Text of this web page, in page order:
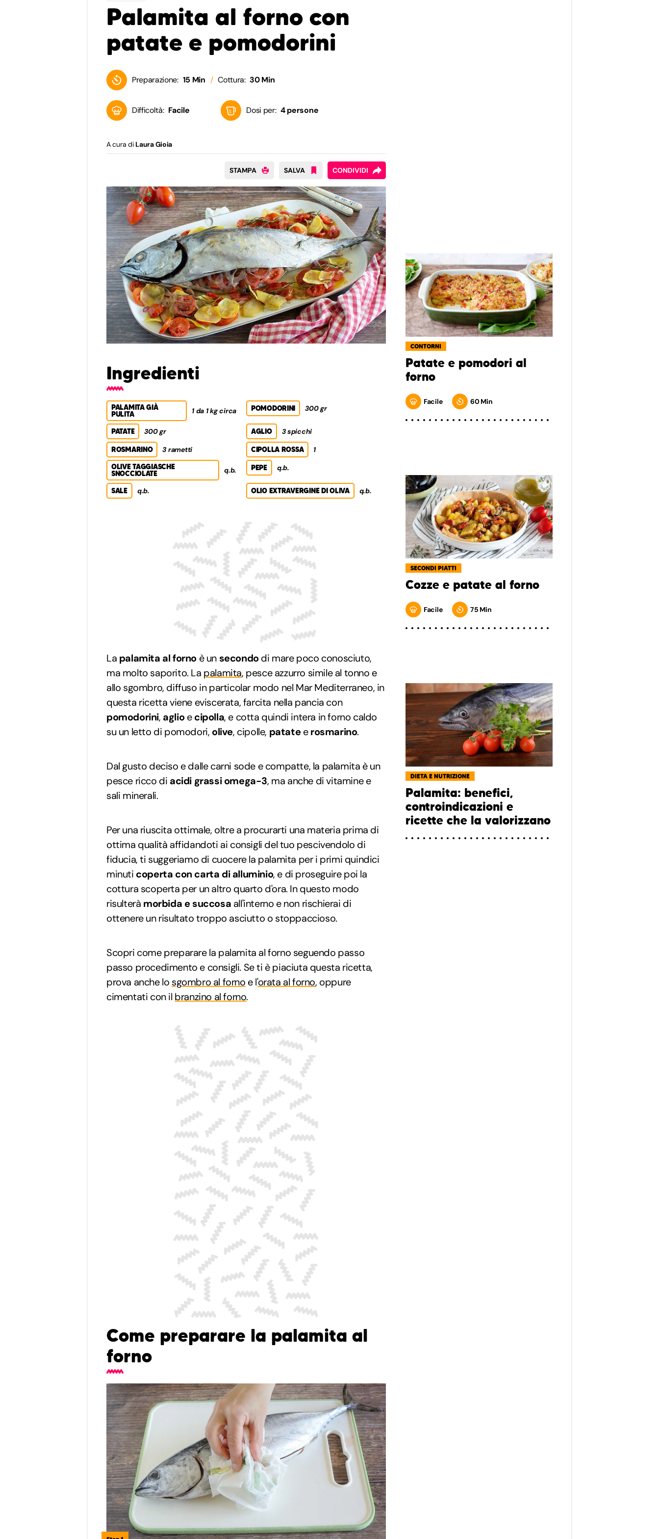
Palamita al forno con
patate e pomodorini
Preparazione: 15 Min Cottura: 30 Min
Difficoltà: Facile Dosi per: 4 persone
A cura di Laura Gioia
STAMPA SALVA CONDIVIDI
Ingredienti
PALAMITA GIÀ
PULITA 1 da 1 kg circa POMODORINI 300 gr
PATATE 300 gr AGLIO 3 spicchi
ROSMARINO 3 rametti CIPOLLA ROSSA
1
OLIVE TAGGIASCHE
SNOCCIOLATE q.b. PEPE q.b.
SALE q.b. OLIO EXTRAVERGINE DI OLIVA q.b.
La palamita al forno è un secondodi mare poco conosciuto,
ma molto saporito. La palamita, pesce azzurro simile al tonno e
allo sgombro, diffuso in particolar modo nel Mar Mediterraneo, in
questa ricetta viene eviscerata, farcita nella pancia con
pomodorini, aglioecipolla, e cotta quindi intera in forno caldo
su un letto di pomodori, olive, cipolle, patateerosmarino.
Dal gusto deciso e dalle carni sode e compatte, la palamita è un
pesce ricco di acidi grassi omega-3, ma anche di vitamine e
sali minerali.
Per una riuscita ottimale, oltre a procurarti una materia prima di
ottima qualità affidandoti ai consigli del tuo pescivendolo di
fiducia, ti suggeriamo di cuocere la palamita per i primi quindici
minuti coperta con carta di alluminio, e di proseguire poi la
cottura scoperta per un altro quarto d'ora. In questo modo
risulterà morbida e succosa all'interno e non rischierai di
ottenere un risultato troppo asciutto o stoppaccioso.
Scopri come preparare la palamita al forno seguendo passo
passo procedimento e consigli. Se ti è piaciuta questa ricetta,
prova anche lo sgombro al forno e l'orata al forno, oppure
cimentati con il branzino al forno.
Come preparare la palamita al
forno
CONTORNI
Patate e pomodori al
forno
Facile 60 Min
SECONDI PIATTI
Cozze e patate al forno
Facile 75 Min
DIETA E NUTRIZIONE
Palamita: benefici,
controindicazioni e
ricette che la valorizzano